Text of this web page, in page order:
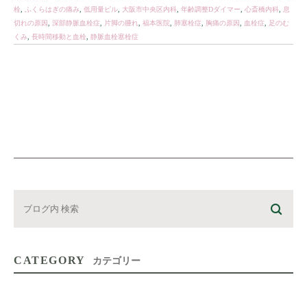
栓
ふくらはぎの痛み 低用量ピル 大阪市中央区内科 年齢調整Dダイマー 心斎橋内科
息
切れの原因
深部静脈血栓症 片脚の腫れ 福本医院 肺塞栓症 胸痛の原因 血栓症
足のむ
くみ
長時間移動と血栓 静脈血栓塞栓症
CATEGORY カテゴリー